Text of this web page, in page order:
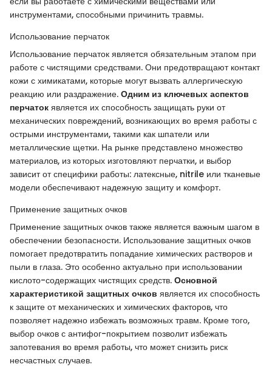
инструментами, способными причинить травмы.
Использование перчаток
Использование перчаток является обязательным этапом при
работе с чистящими средствами. Они предотвращают контакт
кожи с химикатами, которые могут вызвать аллергическую
реакцию или раздражение. Одним из ключевых аспектов
перчаток является их способность защищать руки от
механических повреждений, возникающих во время работы с
острыми инструментами, такими как шпатели или
металлические щетки. На рынке представлено множество
материалов, из которых изготовляют перчатки, и выбор
зависит от специфики работы: латексные, nitrile или тканевые
модели обеспечивают надежную защиту и комфорт.
Применение защитных очков
Применение защитных очков также является важным шагом в
обеспечении безопасности. Использование защитных очков
помогает предотвратить попадание химических растворов и
пыли в глаза. Это особенно актуально при использовании
кислото-содержащих чистящих средств. Основной
характеристикой защитных очков является их способность
к защите от механических и химических факторов, что
позволяет надежно избежать возможных травм. Кроме того,
выбор очков с антифог-покрытием позволит избежать
запотевания во время работы, что может снизить риск
несчастных случаев.